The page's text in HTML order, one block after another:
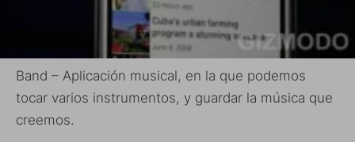
Band – Aplicación musical, en la que podemos
tocar varios instrumentos, y guardar la música que
creemos.